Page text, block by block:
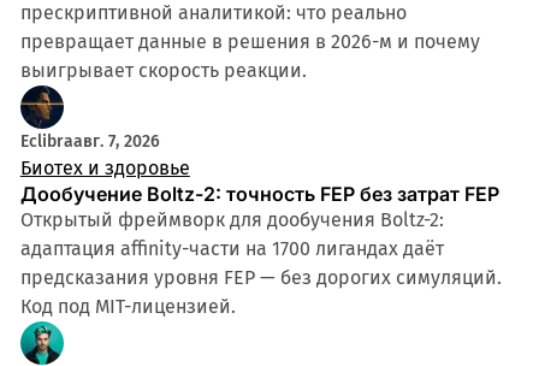
прескриптивной аналитикой: что реально
превращает данные в решения в 2026-м и почему
выигрывает скорость реакции.
Eclibraавг. 7, 2026
Биотех и здоровье
Дообучение Boltz-2: точность FEP без затрат FEP
Открытый фреймворк для дообучения Boltz-2:
адаптация affinity-части на 1700 лигандах даёт
предсказания уровня FEP — без дорогих симуляций.
Код под MIT-лицензией.